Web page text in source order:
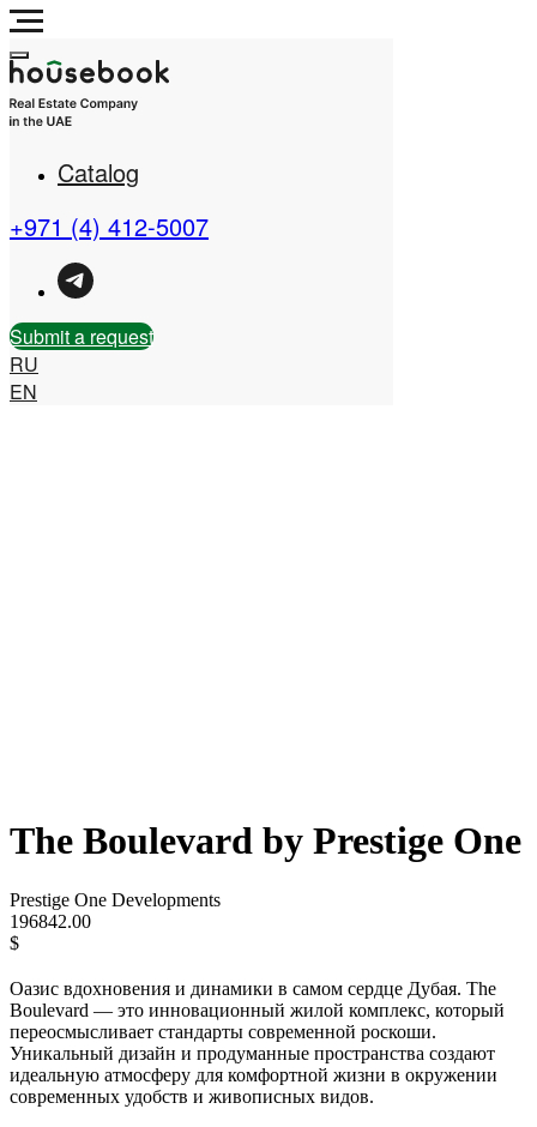
Real Estate Company in
Catalog
+971 (4) 412-5007
Submit a request
RU
EN
The Boulevard by Prestige One
Prestige One Developments
196842.00
$
Оазис вдохновения и динамики в самом сердце Дубая. The
Boulevard — это инновационный жилой комплекс, который
переосмысливает стандарты современной роскоши.
Уникальный дизайн и продуманные пространства создают
идеальную атмосферу для комфортной жизни в окружении
современных удобств и живописных видов.